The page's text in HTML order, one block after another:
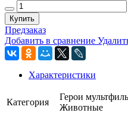
Купить
Предзаказ
Добавить в сравнение
Характеристики
Категория
Герои
Животные